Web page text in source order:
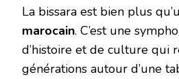
La bissara est bien plus
marocain. C’est une
d’histoire et de culture qui
générations autour d’une